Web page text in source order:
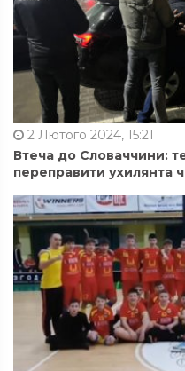
2 Лютого 2024, 15:21
Втеча до Словаччини:
переправити ухилянта